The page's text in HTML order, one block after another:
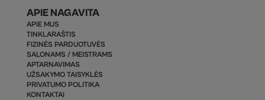
APIE NAGAVITA
APIE MUS
TINKLARAŠTIS
FIZINĖS PARDUOTUVĖS
SALONAMS / MEISTRAMS
APTARNAVIMAS
UŽSAKYMO TAISYKLĖS
PRIVATUMO POLITIKA
KONTAKTAI